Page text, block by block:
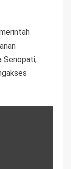
Senopati,